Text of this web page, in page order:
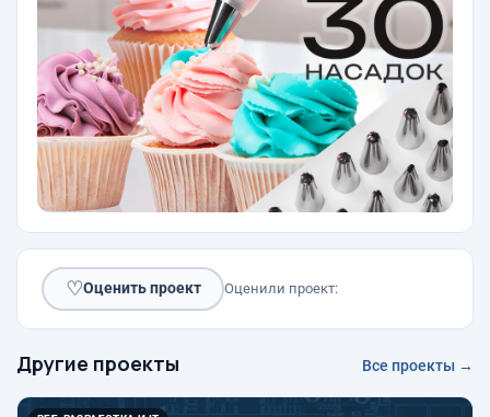
♡Оценить проект Оценили проект:
Другие проекты Все проекты →